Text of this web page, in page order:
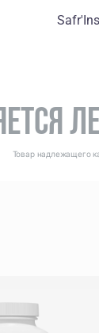
Товар надлежащего